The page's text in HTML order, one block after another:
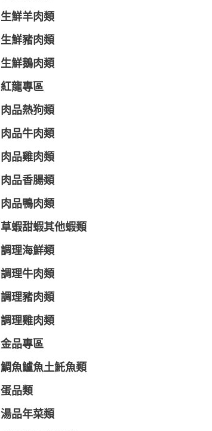
生鮮羊肉類
生鮮豬肉類
生鮮鵝肉類
紅龍專區
肉品熱狗類
肉品牛肉類
肉品雞肉類
肉品香腸類
肉品鴨肉類
草蝦甜蝦其他蝦類
調理海鮮類
調理牛肉類
調理豬肉類
調理雞肉類
金品專區
鯛魚鱸魚土魠魚類
蛋品類
湯品年菜類